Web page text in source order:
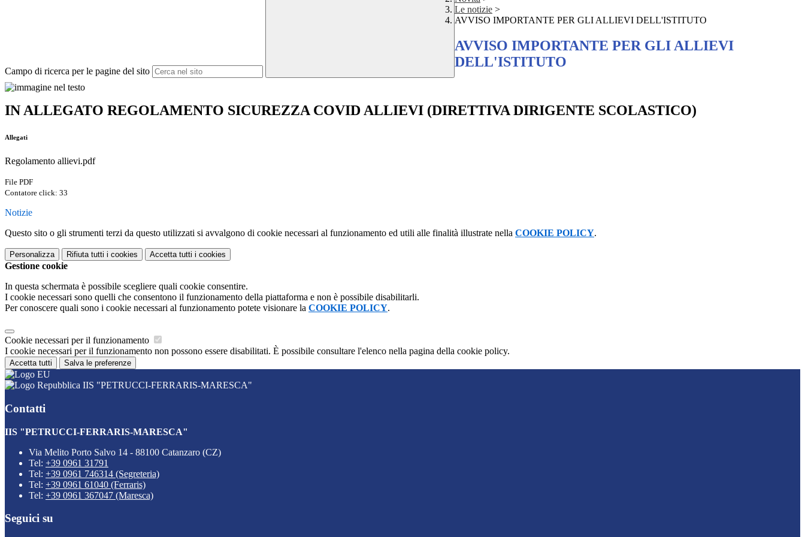
Campo di ricerca per le pagine del sito
Le notizie >
AVVISO IMPORTANTE PER GLI ALLIEVI DELL'ISTITUTO
AVVISO IMPORTANTE PER GLI ALLIEVI
DELL'ISTITUTO
IN ALLEGATO REGOLAMENTO SICUREZZA COVID ALLIEVI (DIRETTIVA DIRIGENTE SCOLASTICO)
Allegati
Regolamento allievi.pdf
File PDF
Contatore click: 33
Notizie
Questo sito o gli strumenti terzi da questo utilizzati si avvalgono di cookie necessari al funzionamento ed utili alle finalità illustrate nella COOKIE POLICY.
Personalizza Rifiuta tutti i cookies Accetta tutti i cookies
Gestione cookie
In questa schermata è possibile scegliere quali cookie consentire.
I cookie necessari sono quelli che consentono il funzionamento della piattaforma e non è possibile disabilitarli.
Per conoscere quali sono i cookie necessari al funzionamento potete visionare la COOKIE POLICY.
Cookie necessari per il funzionamento
I cookie necessari per il funzionamento non possono essere disabilitati. È possibile consultare l'elenco nella pagina della cookie policy.
Accetta tutti Salva le preferenze
IIS "PETRUCCI-FERRARIS-MARESCA"
Contatti
IIS "PETRUCCI-FERRARIS-MARESCA"
Via Melito Porto Salvo 14 - 88100 Catanzaro (CZ)
Tel: +39 0961 31791
Tel: +39 0961 746314 (Segreteria)
Tel: +39 0961 61040 (Ferraris)
Tel: +39 0961 367047 (Maresca)
Seguici su